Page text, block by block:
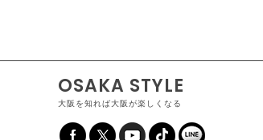
OSAKA STYLE
大阪を知れば大阪が楽しくなる